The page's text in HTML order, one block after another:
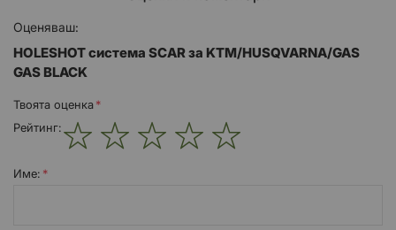
Оценяваш:
HOLESHOT система SCAR за KTM/HUSQVARNA/GAS
GAS BLACK
Твоята оценка
Рейтинг:
Име: